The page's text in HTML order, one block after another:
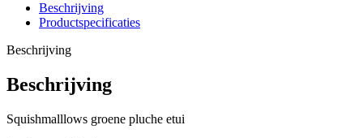
Beschrijving
Productspecificaties
Beschrijving
Beschrijving
Squishmalllows groene pluche etui